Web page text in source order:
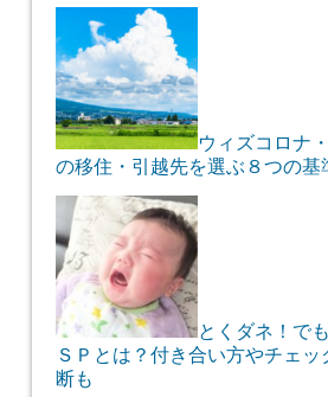
ウィズコロナ
の移住・引越先を選ぶ８つの基
とくダネ！で
ＳＰとは？付き合い方やチェ
断も